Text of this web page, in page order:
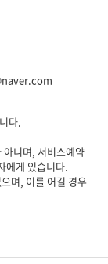
다.
아니며, 서비스예약
에게 있습니다.
며, 이를 어길 경우